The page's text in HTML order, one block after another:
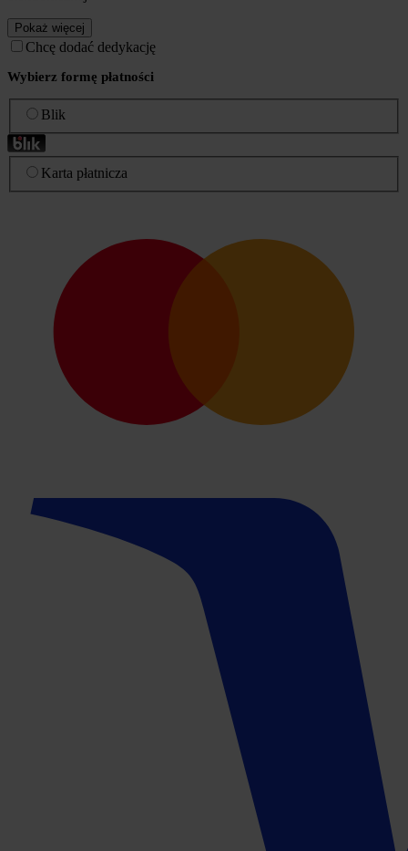
Pokaż więcej
Chcę dodać dedykację
Wybierz formę płatności
Blik
Karta płatnicza